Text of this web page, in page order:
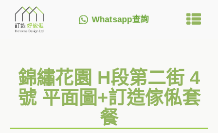
Whatsapp查詢
錦繡花園 H段第二街 4
號 平面圖+訂造傢俬套
餐